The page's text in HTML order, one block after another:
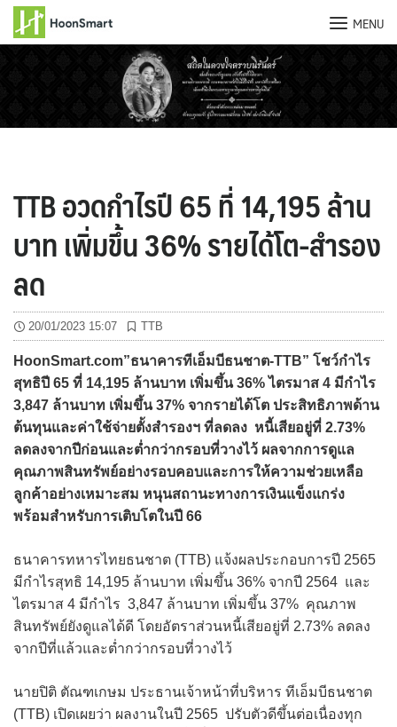
MENU
TTB อวดกำไรปี 65 ที่ 14,195 ล้าน
บาท เพิ่มขึ้น 36% รายได้โต-สำรอง
ลด
20/01/2023 15:07 TTB
HoonSmart.com”ธนาคารทีเอ็มบีธนชาต-TTB” โชว์กำไร
สุทธิปี 65 ที่ 14,195 ล้านบาท เพิ่มขึ้น 36% ไตรมาส 4 มีกำไร
3,847 ล้านบาท เพิ่มขึ้น 37% จากรายได้โต ประสิทธิภาพด้าน
ต้นทุนและค่าใช้จ่ายตั้งสำรองฯ ที่ลดลง หนี้เสียอยู่ที่ 2.73%
ลดลงจากปีก่อนและต่ำกว่ากรอบที่วางไว้ ผลจากการดูแล
คุณภาพสินทรัพย์อย่างรอบคอบและการให้ความช่วยเหลือ
ลูกค้าอย่างเหมาะสม หนุนสถานะทางการเงินแข็งแกร่ง
พร้อมสำหรับการเติบโตในปี 66
ธนาคารทหารไทยธนชาต (TTB) แจ้งผลประกอบการปี 2565
มีกำไรสุทธิ 14,195 ล้านบาท เพิ่มขึ้น 36% จากปี 2564 และ
ไตรมาส 4 มีกำไร 3,847 ล้านบาท เพิ่มขึ้น 37% คุณภาพ
สินทรัพย์ยังดูแลได้ดี โดยอัตราส่วนหนี้เสียอยู่ที่ 2.73% ลดลง
จากปีที่แล้วและต่ำกว่ากรอบที่วางไว้
นายปิติ ตัณฑเกษม ประธานเจ้าหน้าที่บริหาร ทีเอ็มบีธนชาต
(TTB) เปิดเผยว่า ผลงานในปี 2565 ปรับตัวดีขึ้นต่อเนื่องทุก